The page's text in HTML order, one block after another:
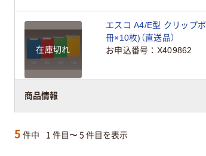
商品情報
在庫切れ
エスコ A4/E型 クリップ
冊×10枚)（直送品）
お申込番号
X409862
5 件中 1 件目〜 5 件目を表示